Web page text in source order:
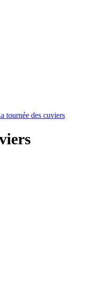
tournée des cuviers